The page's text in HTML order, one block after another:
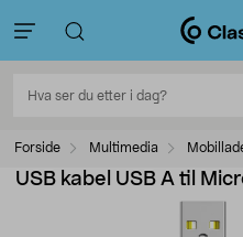
Forside Multimedia
USB kabel USB A til